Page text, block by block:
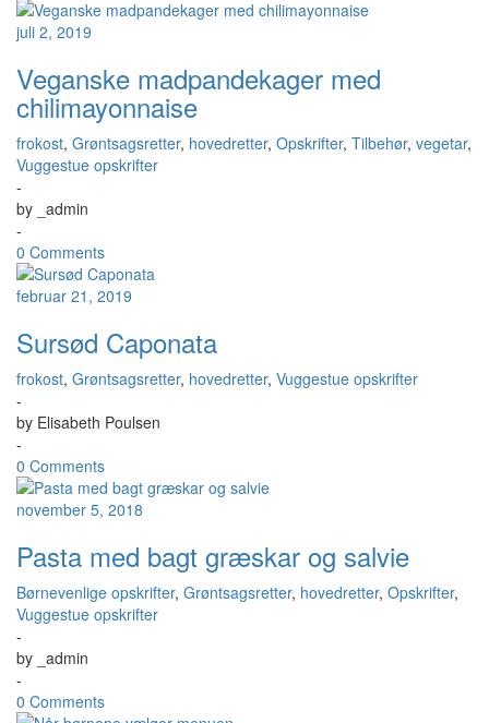
juli 2, 2019
Veganske madpandekager med
chilimayonnaise
frokost, Grøntsagsretter, hovedretter, Opskrifter, Tilbehør, vegetar,
Vuggestue opskrifter
-
by _admin
-
0 Comments
februar 21, 2019
Sursød Caponata
frokost, Grøntsagsretter, hovedretter, Vuggestue opskrifter
-
by Elisabeth Poulsen
-
0 Comments
november 5, 2018
Pasta med bagt græskar og salvie
Børnevenlige opskrifter, Grøntsagsretter, hovedretter, Opskrifter,
Vuggestue opskrifter
-
by _admin
-
0 Comments